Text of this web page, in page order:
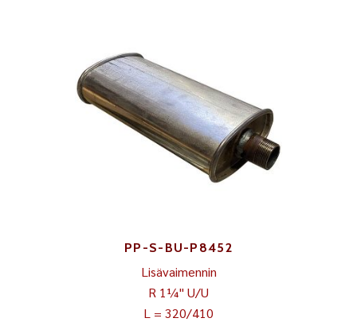
PP-S-BU-P8452
Lisävaimennin
R 1¼" U/U
L = 320/410